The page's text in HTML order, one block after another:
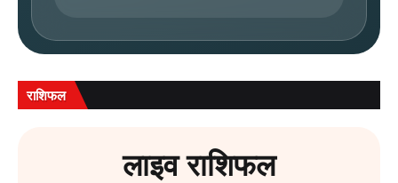
राशिफल
लाइव राशिफल